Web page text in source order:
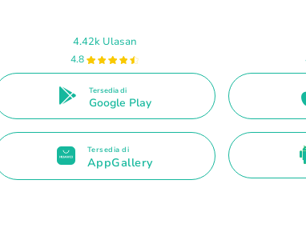
4.42k Ulasan
4.8
Tersedia di
Google Play
Tersedia di
AppGallery